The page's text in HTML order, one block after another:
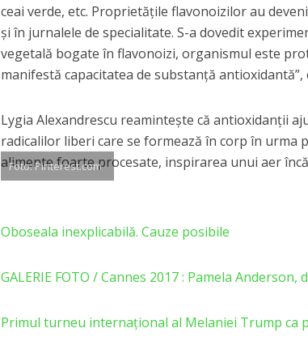
ceai verde, etc. Proprietățile flavonoizilor au
și în jurnalele de specialitate. S-a dovedit
vegetală bogate în flavonoizi, organismul este
manifestă capacitatea de substanță
Lygia Alexandrescu reamintește că antioxidanții
radicalilor liberi care se formează în corp în urma
alimente foarte procesate, inspirarea unui aer
Foto: Pinterest.com
Oboseala inexplicabilă. Cauze posibile
GALERIE FOTO / Cannes 2017 : Pamela Anderson,
Primul turneu internațional al Melaniei Trump ca